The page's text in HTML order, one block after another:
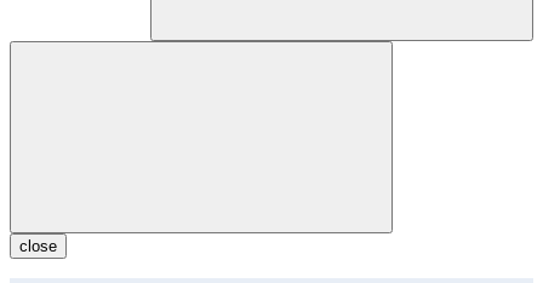
close